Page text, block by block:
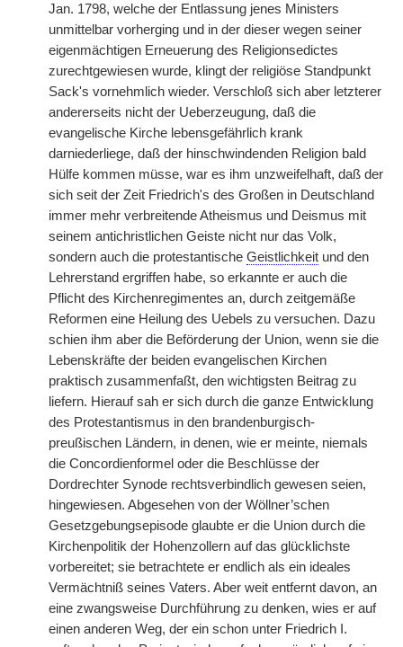
Jan. 1798, welche der Entlassung jenes Ministers
unmittelbar vorherging und in der dieser wegen seiner
eigenmächtigen Erneuerung des Religionsedictes
zurechtgewiesen wurde, klingt der religiöse Standpunkt
Sack's vornehmlich wieder. Verschloß sich aber letzterer
andererseits nicht der Ueberzeugung, daß die
evangelische Kirche lebensgefährlich krank
darniederliege, daß der hinschwindenden Religion bald
Hülfe kommen müsse, war es ihm unzweifelhaft, daß der
sich seit der Zeit Friedrich's des Großen in Deutschland
immer mehr verbreitende Atheismus und Deismus mit
seinem antichristlichen Geiste nicht nur das Volk,
sondern auch die protestantische Geistlichkeit und den
Lehrerstand ergriffen habe, so erkannte er auch die
Pflicht des Kirchenregimentes an, durch zeitgemäße
Reformen eine Heilung des Uebels zu versuchen. Dazu
schien ihm aber die Beförderung der Union, wenn sie die
Lebenskräfte der beiden evangelischen Kirchen
praktisch zusammenfaßt, den wichtigsten Beitrag zu
liefern. Hierauf sah er sich durch die ganze Entwicklung
des Protestantismus in den brandenburgisch-
preußischen Ländern, in denen, wie er meinte, niemals
die Concordienformel oder die Beschlüsse der
Dordrechter Synode rechtsverbindlich gewesen seien,
hingewiesen. Abgesehen von der Wöllner’schen
Gesetzgebungsepisode glaubte er die Union durch die
Kirchenpolitik der Hohenzollern auf das glücklichste
vorbereitet; sie betrachtete er endlich als ein ideales
Vermächtniß seines Vaters. Aber weit entfernt davon, an
eine zwangsweise Durchführung zu denken, wies er auf
einen anderen Weg, der ein schon unter Friedrich I.